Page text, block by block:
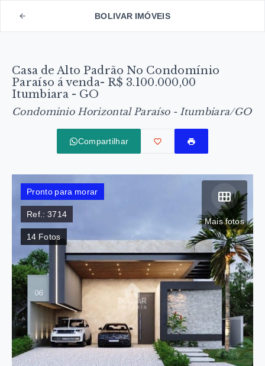
BOLIVAR IMÓVEIS
Casa de Alto Padrão No Condomínio
Paraíso á venda- R$ 3.100.000,00
Itumbiara - GO
Condominio Horizontal Paraíso - Itumbiara/GO
Compartilhar
Mais fotos
Pronto para morar
Ref.:3714
14 Fotos